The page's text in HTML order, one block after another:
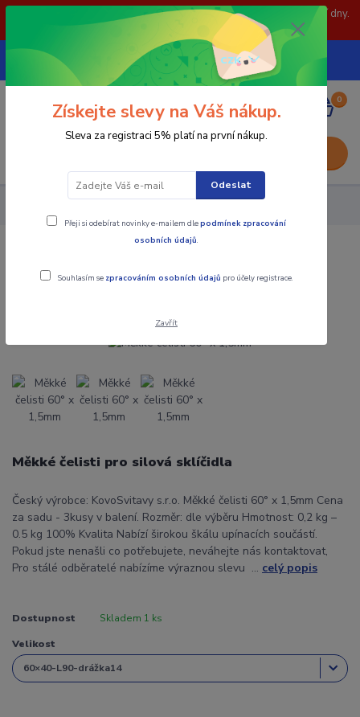
POZOR: 31.7 , 3.8 a 5.8- zavřeno. objednávky odešleme následující dny.
Děkujeme za pochopení.
CZK
739252246
(Po-Pá, 8-15 hod.)
0
0,00 Kč
Měkké čelisti pro silová sklíčidla
Český výrobce: KovoSvitavy s.r.o. Měkké čelisti 60° x 1,5mm Cena
za sadu - 3kusy v balení. Rozměr: dle výběru Hmotnost: 0,2 kg –
0.5 kg 100% Kvalita Nabízí širokou škálu upínacích součástí.
Pokud jste nenašli co potřebujete, neváhejte nás kontaktovat,
Pro stálé odběratelé nabízíme výraznou slevu ... celý popis
Dostupnost Skladem 1 ks
Velikost
Získejte slevy na Váš nákup.
Sleva za registraci 5% platí na první nákup.
Odeslat
Přeji si odebírat novinky e-mailem dlepodmínek zpracování
osobních údajů.
Souhlasím se zpracováním osobních údajů pro účely registrace.
Zavřít